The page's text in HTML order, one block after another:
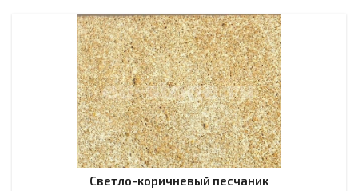
Светло-коричневый песчаник